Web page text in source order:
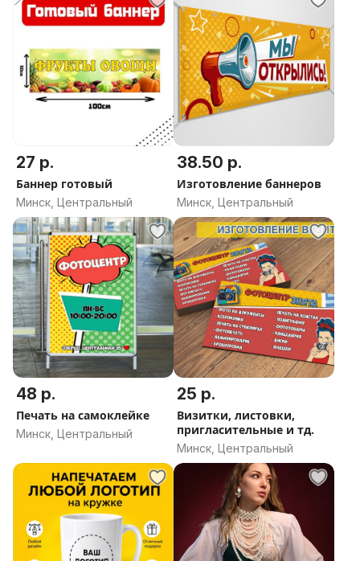
27 р.
Баннер готовый
Минск, Центральный
38.50 р.
Изготовление баннеров
Минск, Центральный
48 р.
Печать на самоклейке
Минск, Центральный
25 р.
Визитки, листовки,
пригласительные и тд.
Минск, Центральный